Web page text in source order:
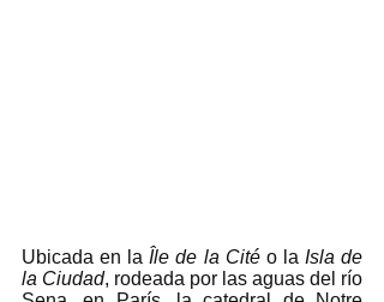
Ubicada en la Île de la Cité o la Isla de
la Ciudad, rodeada por las aguas del río